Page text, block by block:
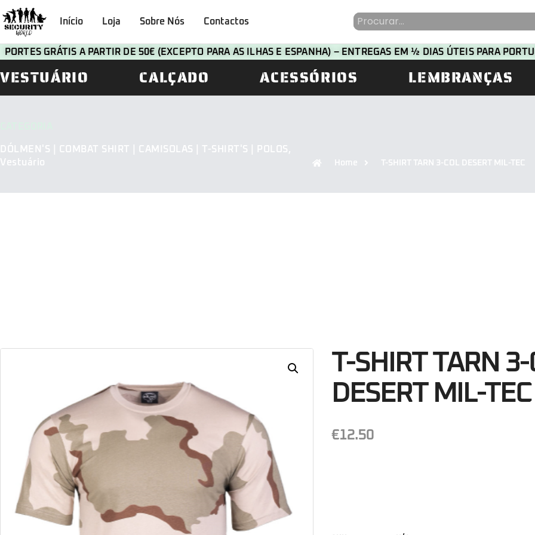
Início Loja Sobre Nós Contactos
PORTES GRÁTIS A PARTIR DE 50€ (EXCEPTO PARA AS ILHAS E ESPANHA) – ENTREGAS EM ½ DIAS ÚTEIS PARA
VESTUÁRIO CALÇADO ACESSÓRIOS LEMBRANÇAS
DÓLMEN'S | COMBAT SHIRT | CAMISOLAS | T-SHIRT'S | POLOS ,
Vestuário
Home T-SHIRT TARN 3-COL DESERT MIL-TEC
T-SHIRT TARN 3-
DESERT MIL-TEC
€12.50